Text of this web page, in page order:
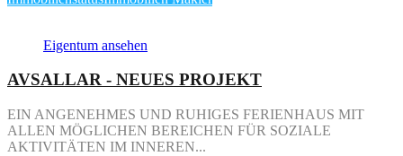
Eigentum ansehen
AVSALLAR - NEUES PROJEKT
EIN ANGENEHMES UND RUHIGES FERIENHAUS MIT
ALLEN MÖGLICHEN BEREICHEN FÜR SOZIALE
AKTIVITÄTEN IM INNEREN...